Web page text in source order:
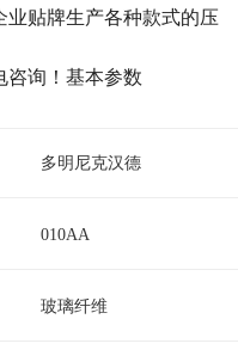
贴牌生产各种款式的压
咨询！基本参数
多明尼克汉德
010AA
玻璃纤维